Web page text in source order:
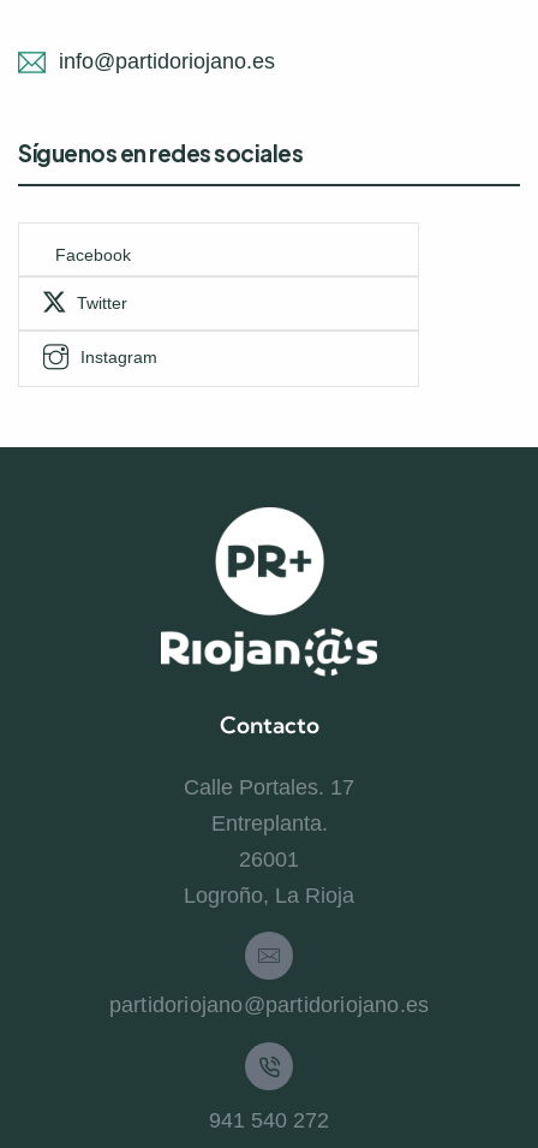
info@partidoriojano.es
Síguenos en redes sociales
Facebook
Twitter
Instagram
Contacto
Calle Portales. 17
Entreplanta.
26001
Logroño, La Rioja
partidoriojano@partidoriojano.es
941 540 272